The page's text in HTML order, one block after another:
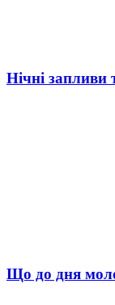
Нічні запливи
Що до дня